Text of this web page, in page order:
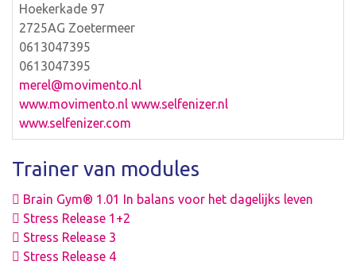
Hoekerkade 97
2725AG Zoetermeer
0613047395
0613047395
merel@movimento.nl
www.movimento.nl www.selfenizer.nl
www.selfenizer.com
Trainer van modules
Brain Gym® 1.01 In balans voor het dagelijks leven
Stress Release 1+2
Stress Release 3
Stress Release 4